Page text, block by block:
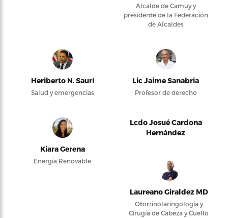
Alcalde de Camuy y
presidente de la Federación
de Alcaldes
Heriberto N. Saurí
Salud y emergencias
Lic Jaime Sanabria
Profesor de derecho
Kiara Gerena
Energía Renovable
Lcdo Josué Cardona
Hernández
Laureano Giraldez MD
Otorrinolaringología y
Cirugía de Cabeza y Cuello